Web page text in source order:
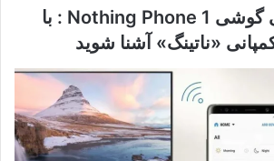
بررسی تخصصی گوشی Nothing Phone 1 : با
«ناتینگ» آشنا شوید